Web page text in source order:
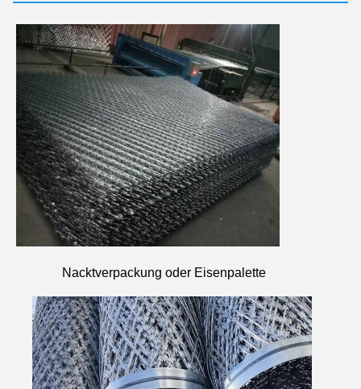
Nacktverpackung oder Eisenpalette